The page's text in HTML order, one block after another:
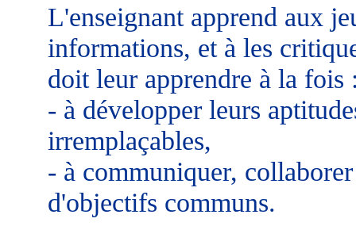
L'enseignant apprend aux
informations, et à les
doit leur apprendre à la fois
- à développer leurs
irremplaçables,
- à communiquer,
d'objectifs communs.